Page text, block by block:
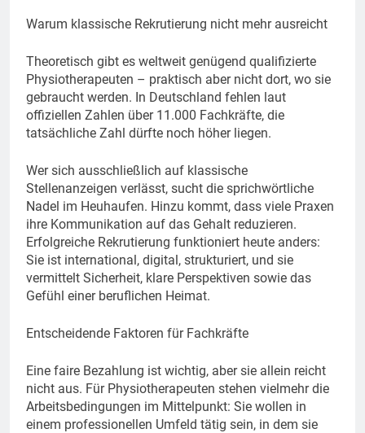
Warum klassische Rekrutierung nicht mehr ausreicht
Theoretisch gibt es weltweit genügend qualifizierte
Physiotherapeuten – praktisch aber nicht dort, wo sie
gebraucht werden. In Deutschland fehlen laut
offiziellen Zahlen über 11.000 Fachkräfte, die
tatsächliche Zahl dürfte noch höher liegen.
Wer sich ausschließlich auf klassische
Stellenanzeigen verlässt, sucht die sprichwörtliche
Nadel im Heuhaufen. Hinzu kommt, dass viele Praxen
ihre Kommunikation auf das Gehalt reduzieren.
Erfolgreiche Rekrutierung funktioniert heute anders:
Sie ist international, digital, strukturiert, und sie
vermittelt Sicherheit, klare Perspektiven sowie das
Gefühl einer beruflichen Heimat.
Entscheidende Faktoren für Fachkräfte
Eine faire Bezahlung ist wichtig, aber sie allein reicht
nicht aus. Für Physiotherapeuten stehen vielmehr die
Arbeitsbedingungen im Mittelpunkt: Sie wollen in
einem professionellen Umfeld tätig sein, in dem sie